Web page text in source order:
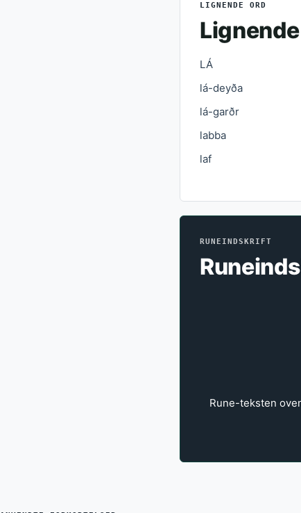
LIGNENDE ORD
LÁ
lá-deyða
lá-garðr
labba
laf
RUNEINDSKRIFT
Rune-teksten